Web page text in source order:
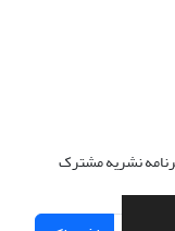
نشریه مشترک